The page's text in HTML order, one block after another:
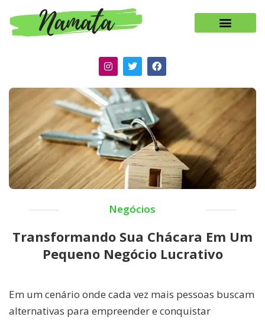
Negócios
Transformando Sua Chácara Em Um
Pequeno Negócio Lucrativo
Em um cenário onde cada vez mais pessoas buscam
alternativas para empreender e conquistar